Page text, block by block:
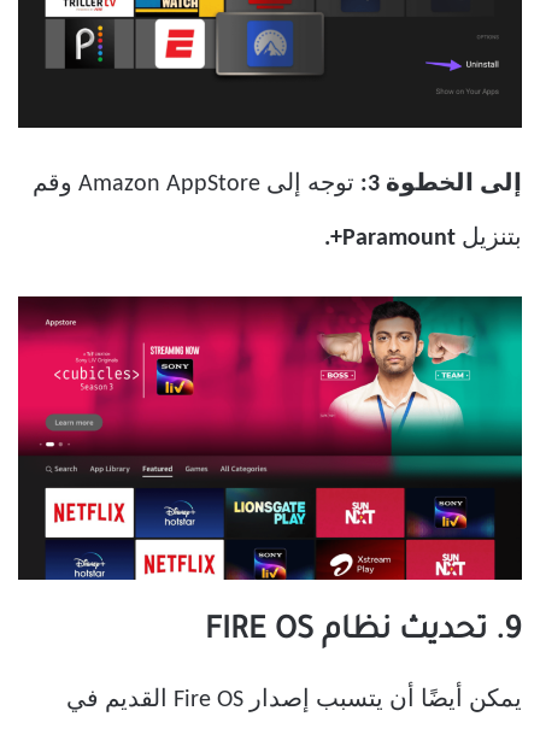
إلى الخطوة 3: توجه إلى Amazon AppStore وقم
بتنزيل
9. تحديث نظام FIRE OS
يمكن أيضًا أن يتسبب إصدار Fire OS القديم في